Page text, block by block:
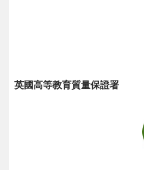
英國高等教育質量保證署